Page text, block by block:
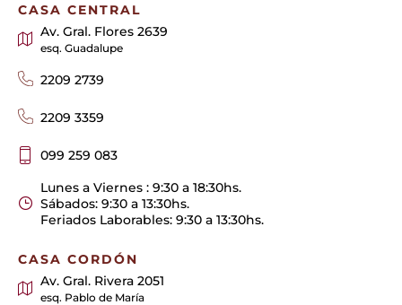
CASA CENTRAL
Av. Gral. Flores 2639
esq. Guadalupe
2209 2739
2209 3359
099 259 083
Lunes a Viernes : 9:30 a 18:30hs.
Sábados: 9:30 a 13:30hs.
Feriados Laborables: 9:30 a 13:30hs.
CASA CORDÓN
Av. Gral. Rivera 2051
esq. Pablo de María